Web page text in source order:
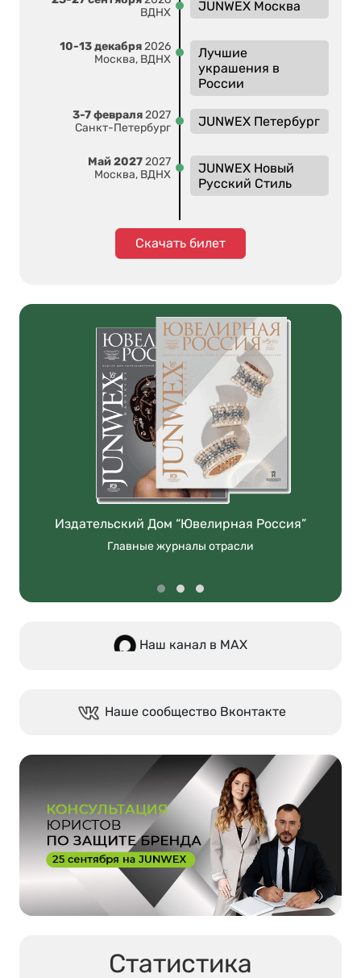
ВДНХ
JUNWEX Москва
10-13 декабря2026
Москва, ВДНХ
Лучшие
украшения в
России
3-7 февраля2027
Санкт-Петербург
JUNWEX Петербург
Май 20272027
Москва, ВДНХ
JUNWEX Новый
Русский Стиль
Скачать билет
Издательский Дом “Ювелирная Россия”
Главные журналы отрасли
Наш канал в МАХ
Наше сообщество Вконтакте
Статистика